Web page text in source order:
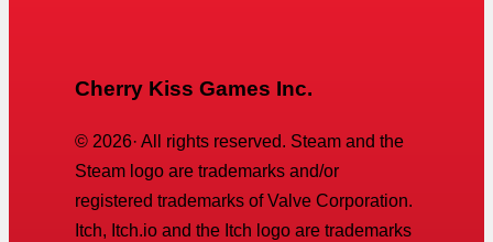
Cherry Kiss Games Inc.
© 2026· All rights reserved. Steam and the
Steam logo are trademarks and/or
registered trademarks of Valve Corporation.
Itch, Itch.io and the Itch logo are trademarks